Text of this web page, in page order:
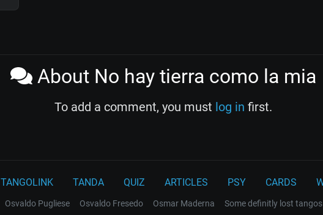
About No hay tierra como la mia
To add a comment, you must log in first.
TANGOLINK TANDA QUIZ ARTICLES PSY CARDS
Osvaldo Pugliese Osvaldo Fresedo Osmar Maderna Some definitly lost tangos